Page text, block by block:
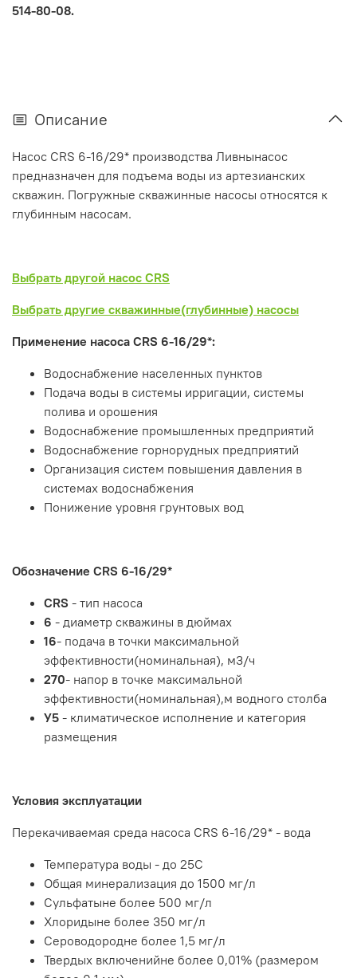
514-80-08.
Описание
Насос CRS 6-16/29* производства Ливнынасос
предназначен для подъема воды из артезианских
скважин. Погружные скважинные насосы относятся к
глубинным насосам.
Выбрать другой насос CRS
Выбрать другие скважинные(глубинные) насосы
Применение насоса CRS 6-16/29*:
Водоснабжение населенных пунктов
Подача воды в системы ирригации, системы
полива и орошения
Водоснабжение промышленных предприятий
Водоснабжение горнорудных предприятий
Организация систем повышения давления в
системах водоснабжения
Понижение уровня грунтовых вод
Обозначение CRS 6-16/29*
CRS - тип насоса
6 - диаметр скважины в дюймах
16- подача в точки максимальной
эффективности(номинальная), м3/ч
270- напор в точке максимальной
эффективности(номинальная),м водного столба
У5 - климатическое исполнение и категория
размещения
Условия эксплуатации
Перекачиваемая среда насоса CRS 6-16/29* - вода
Температура воды - до 25С
Общая минерализация до 1500 мг/л
Сульфатыне более 500 мг/л
Хлоридыне более 350 мг/л
Сероводородне более 1,5 мг/л
Твердых включенийне более 0,01% (размером